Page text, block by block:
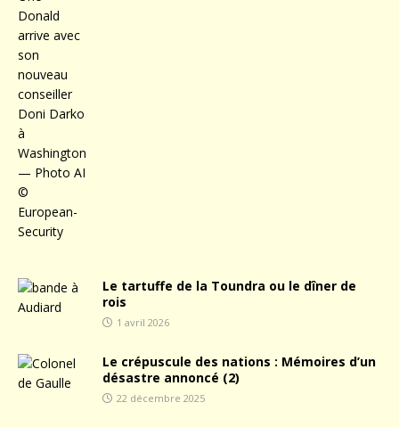
Le tartuffe de la Toundra ou le dîner de
rois
1 avril 2026
Le crépuscule des nations : Mémoires d’un
désastre annoncé (2)
22 décembre 2025